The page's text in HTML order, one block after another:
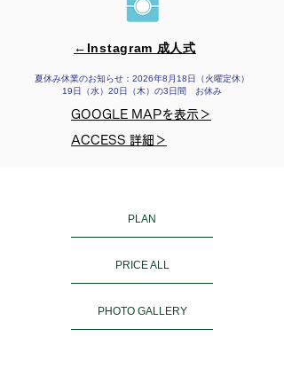
←Instagram 成人式
夏休み休業のお知らせ：2026年8月18日（火曜定休）
19日（水）20日（木）の3日間 お休み
GOOGLE MAPを表示＞
ACCESS 詳細＞
PLAN
PRICE ALL
PHOTO GALLERY